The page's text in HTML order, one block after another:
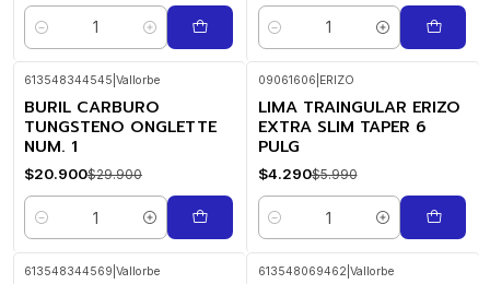
Cantidad Cantidad
-30%
OFF
613548344545 Vallorbe
BURIL CARBURO
TUNGSTENO ONGLETTE
NUM. 1
$20.900$29.900
Cantidad
-28%
OFF
09061606 ERIZO
LIMA TRAINGULAR ERIZO
EXTRA SLIM TAPER 6
PULG
$4.290$5.990
Cantidad
613548344569 Vallorbe 613548069462 Vallorbe